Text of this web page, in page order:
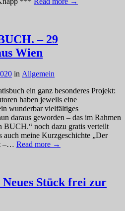
– 29
Wien
in Allgemein
ein ganz besonderes Projekt:
haben jeweils eine
wunderbar vielfältiges
daraus geworden – das im Rahmen
noch dazu gratis verteilt
auch meine Kurzgeschichte „Der
–… Read more →
Stück frei zur